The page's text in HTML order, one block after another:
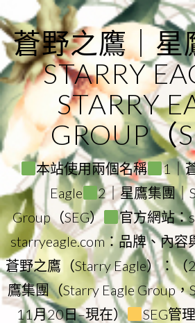
to
content
蒼野之鷹｜星
STARRY
STARRY
GROUP（
本站使用兩個名稱
1｜
Eagle
2｜星鷹集團｜
Group（SEG）
官方網站：
starryeagle.com：品牌、內容
蒼野之鷹（Starry Eagle）：（
鷹集團（Starry Eagle Group
11月20日–現在）
SEG管